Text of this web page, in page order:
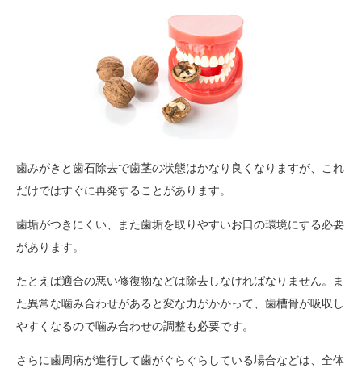
歯みがきと歯石除去で歯茎の状態はかなり良くなりますが、これ
だけではすぐに再発することがあります。
歯垢がつきにくい、また歯垢を取りやすいお口の環境にする必要
があります。
たとえば適合の悪い修復物などは除去しなければなりません。ま
た異常な噛み合わせがあると変な力がかかって、歯槽骨が吸収し
やすくなるので噛み合わせの調整も必要です。
さらに歯周病が進行して歯がぐらぐらしている場合などは、全体